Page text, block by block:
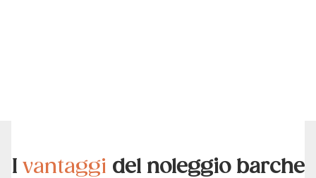
I vantaggi del noleggio barche